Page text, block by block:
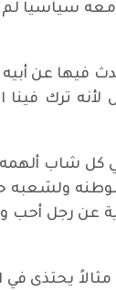
سياسيا لم
عن أبيه
ترك فينا
كل شاب
لوطنه
عن رجل أحب
يحتذى